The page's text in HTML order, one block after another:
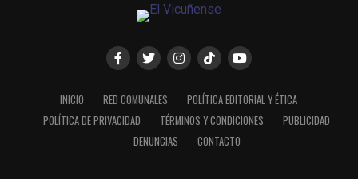
INICIO RED COMUNALES
POLÍTICA EDITORIAL Y ÉTICA
POLÍTICA DE PRIVACIDAD
TÉRMINOS Y CONDICIONES
PUBLICIDAD
DENUNCIAS
CONTACTO